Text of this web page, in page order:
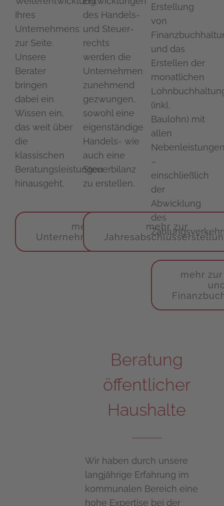
Ihres
Unternehmens
zur Seite.
Unsere
Berater
bringen
dabei ein
Wissen ein,
das weit über
die
klassischen
Beratungsleistungen
hinausgeht.
mehr zur
Unternehmensberatung
des Handels-
und Steuer­
rechts
werden die
Unternehmen
zunehmend
gezwungen,
sowohl eine
eigenständige
Han­dels- wie
auch eine
Steuerbilanz
zu erstellen.
mehr zur
Erstellung
von
und das
Erstellen der
monatlichen
(inkl.
Baulohn) mit
allen
–
einschließlich
der
Abwicklung
des
mehr
Beratung
öffentlicher
Haushalte
Wir haben durch unsere
langjährige Erfahrung im
kommunalen Bereich eine
hohe Expertise bei der